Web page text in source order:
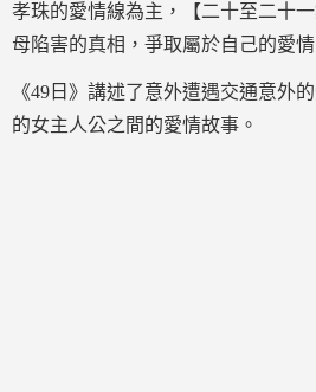
孝珠的愛情線為主，【二十至二十
母陷害的真相，爭取屬於自己的愛情
《49日》講述了意外遭遇交通意外
的女主人公之間的愛情故事。